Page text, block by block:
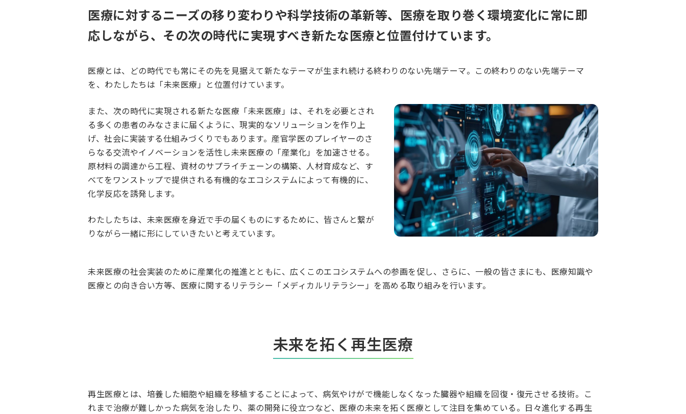
医療に対するニーズの移り変わりや科学技術の革新等、医療を取り巻く環境変化に常に即
応しながら、その次の時代に実現すべき新たな医療と位置付けています。
医療とは、どの時代でも常にその先を見据えて新たなテーマが生まれ続ける終わりのない先端テーマ。この終わりのない先端テーマ
を、わたしたちは「未来医療」と位置付けています。
また、次の時代に実現される新たな医療「未来医療」は、それを必要とされ
る多くの患者のみなさまに届くように、現実的なソリューションを作り上
げ、社会に実装する仕組みづくりでもあります。産官学医のプレイヤーのさ
らなる交流やイノベーションを活性し未来医療の「産業化」を加速させる。
原材料の調達から工程、資材のサプライチェーンの構築、人材育成など、す
べてをワンストップで提供される有機的なエコシステムによって有機的に、
化学反応を誘発します。
わたしたちは、未来医療を身近で手の届くものにするために、皆さんと繋が
りながら一緒に形にしていきたいと考えています。
未来医療の社会実装のために産業化の推進とともに、広くこのエコシステムへの参画を促し、さらに、一般の皆さまにも、医療知識や
医療との向き合い方等、医療に関するリテラシー「メディカルリテラシー」を高める取り組みを行います。
未来を拓く再生医療
再生医療とは、培養した細胞や組織を移植することによって、病気やけがで機能しなくなった臓器や組織を回復・復元させる技術。こ
れまで治療が難しかった病気を治したり、薬の開発に役立つなど、医療の未来を拓く医療として注目を集めている。日々進化する再生